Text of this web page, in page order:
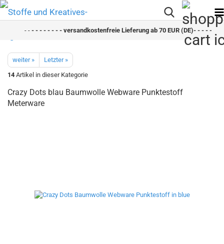
- -- - - - - - - - versandkostenfreie Lieferung ab 70 EUR (DE)- - - - - - -
weiter »
Letzter »
14 Artikel in dieser Kategorie
Crazy Dots blau Baumwolle Webware Punktestoff
Meterware